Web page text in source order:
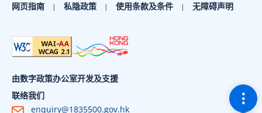
切
网页指南 私隐政策 使用条款及条件 无障碍声明
由数字政策办公室开发及支援
联络我们
enquiry@1835500.gov.hk